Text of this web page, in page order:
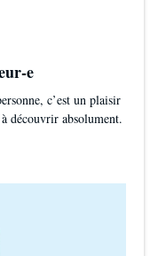
e
c’est un plaisir
découvrir absolument.